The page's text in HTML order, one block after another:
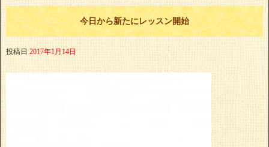
今日から新たにレッスン開始
投稿日 2017年1月14日